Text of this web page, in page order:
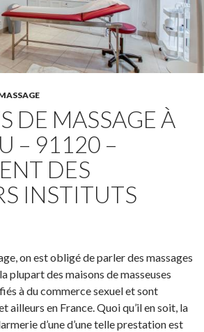
DE MASSAGE À
– 91120 –
DES
INSTITUTS
on est obligé de parler des massages
plupart des maisons de masseuses
à du commerce sexuel et sont
ailleurs en France. Quoi qu’il en soit, la
d’une d’une telle prestation est